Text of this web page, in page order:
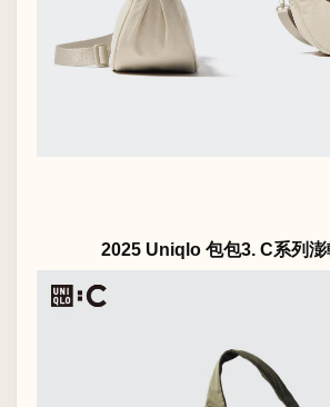
2025 Uniqlo 包包3. C系列澎